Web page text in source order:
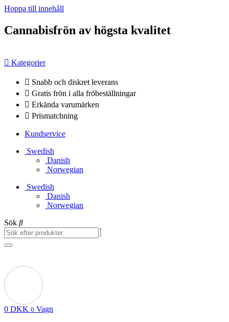
Hoppa till innehåll
Cannabisfrön av högsta kvalitet
Kategorier
Snabb och diskret leverans
Gratis frön i alla fröbeställningar
Erkända varumärken
Prismatchning
Kundservice
Swedish
Danish
Norwegian
Swedish
Danish
Norwegian
Sök
0 DKK 0 Vagn